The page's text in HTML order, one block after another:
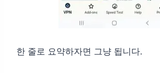
한 줄로 요약하자면 그냥 됩니다.